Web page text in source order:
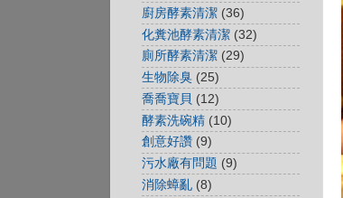
廚房酵素清潔 (36)
化糞池酵素清潔 (32)
廁所酵素清潔 (29)
生物除臭 (25)
喬喬寶貝 (12)
酵素洗碗精 (10)
創意好讚 (9)
污水廠有問題 (9)
消除蟑亂 (8)